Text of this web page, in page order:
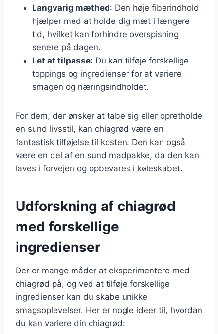
Langvarig mæthed: Den høje fiberindhold
hjælper med at holde dig mæt i længere
tid, hvilket kan forhindre overspisning
senere på dagen.
Let at tilpasse: Du kan tilføje forskellige
toppings og ingredienser for at variere
smagen og næringsindholdet.
For dem, der ønsker at tabe sig eller opretholde
en sund livsstil, kan chiagrød være en
fantastisk tilføjelse til kosten. Den kan også
være en del af en sund madpakke, da den kan
laves i forvejen og opbevares i køleskabet.
Udforskning af chiagrød
med forskellige
ingredienser
Der er mange måder at eksperimentere med
chiagrød på, og ved at tilføje forskellige
ingredienser kan du skabe unikke
smagsoplevelser. Her er nogle ideer til, hvordan
du kan variere din chiagrød: